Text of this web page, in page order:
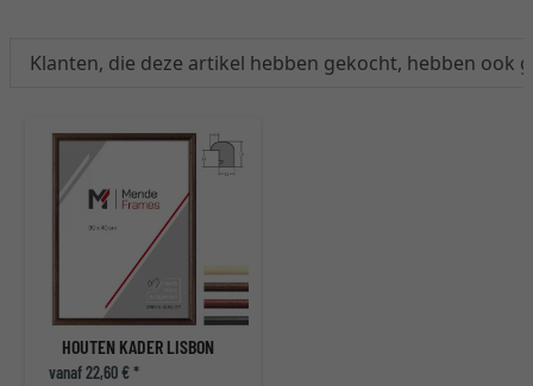
Klanten, die deze artikel hebben gekocht, hebben ook
HOUTEN KADER LISBON
vanaf 22,60 € *